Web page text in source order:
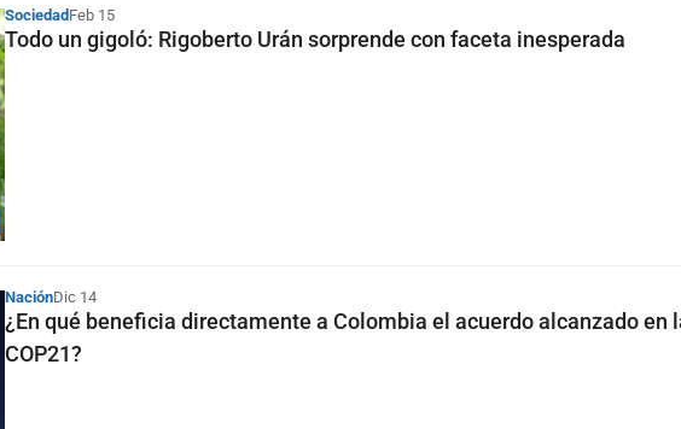
Sociedad Feb 15
Todo un gigoló: Rigoberto Urán sorprende con faceta inesperada
NaciónDic 14
¿En qué beneficia directamente a Colombia el acuerdo alcanzado en
COP21?